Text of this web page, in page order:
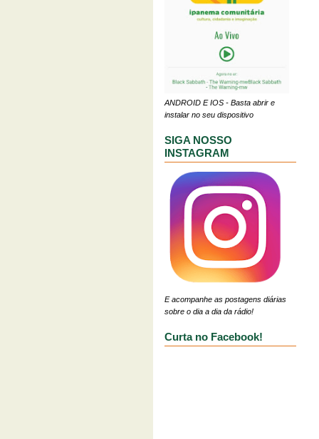
ANDROID E IOS - Basta abrir e
instalar no seu dispositivo
SIGA NOSSO
INSTAGRAM
E acompanhe as postagens diárias
sobre o dia a dia da rádio!
Curta no Facebook!